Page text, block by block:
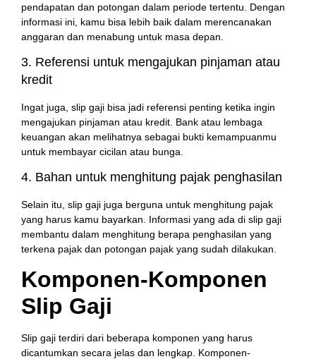
pendapatan dan potongan dalam periode tertentu. Dengan
informasi ini, kamu bisa lebih baik dalam merencanakan
anggaran dan menabung untuk masa depan.
3. Referensi untuk mengajukan pinjaman atau
kredit
Ingat juga, slip gaji bisa jadi referensi penting ketika ingin
mengajukan pinjaman atau kredit. Bank atau lembaga
keuangan akan melihatnya sebagai bukti kemampuanmu
untuk membayar cicilan atau bunga.
4. Bahan untuk menghitung pajak penghasilan
Selain itu, slip gaji juga berguna untuk menghitung pajak
yang harus kamu bayarkan. Informasi yang ada di slip gaji
membantu dalam menghitung berapa penghasilan yang
terkena pajak dan potongan pajak yang sudah dilakukan.
Komponen-Komponen
Slip Gaji
Slip gaji terdiri dari beberapa komponen yang harus
dicantumkan secara jelas dan lengkap. Komponen-